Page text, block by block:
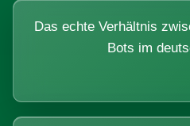
Das echte Verhältnis
Bots im